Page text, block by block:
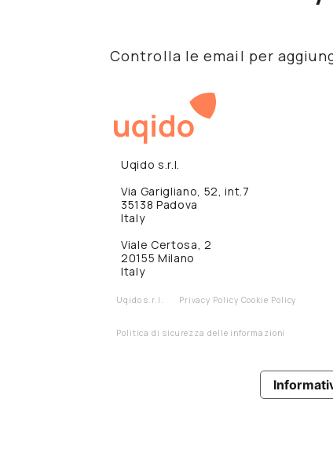
Controlla le email per
Uqido s.r.l.
Via Garigliano, 52, int.7
35138 Padova
Italy
Viale Certosa, 2
20155 Milano
Italy
Uqido s.r.l. Privacy Policy Cookie Policy
Politica di sicurezza delle informazioni